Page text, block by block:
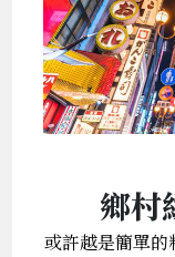
鄉村
或許越是簡單